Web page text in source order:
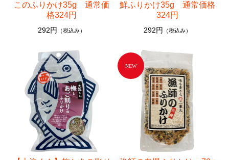
このふりかけ35g 通常価
格324円
292円 （税込み）
鮮ふりかけ35g 通常価格
324円
292円 （税込み）